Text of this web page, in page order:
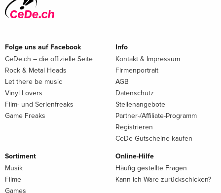
Folge uns auf Facebook
CeDe.ch – die offizielle Seite
Rock & Metal Heads
Let there be music
Vinyl Lovers
Film- und Serienfreaks
Game Freaks
Info
Kontakt & Impressum
Firmenportrait
AGB
Datenschutz
Stellenangebote
Partner-/Affiliate-Programm
Registrieren
CeDe Gutscheine kaufen
Sortiment
Musik
Filme
Games
Online-Hilfe
Häufig gestellte Fragen
Kann ich Ware zurückschicken?